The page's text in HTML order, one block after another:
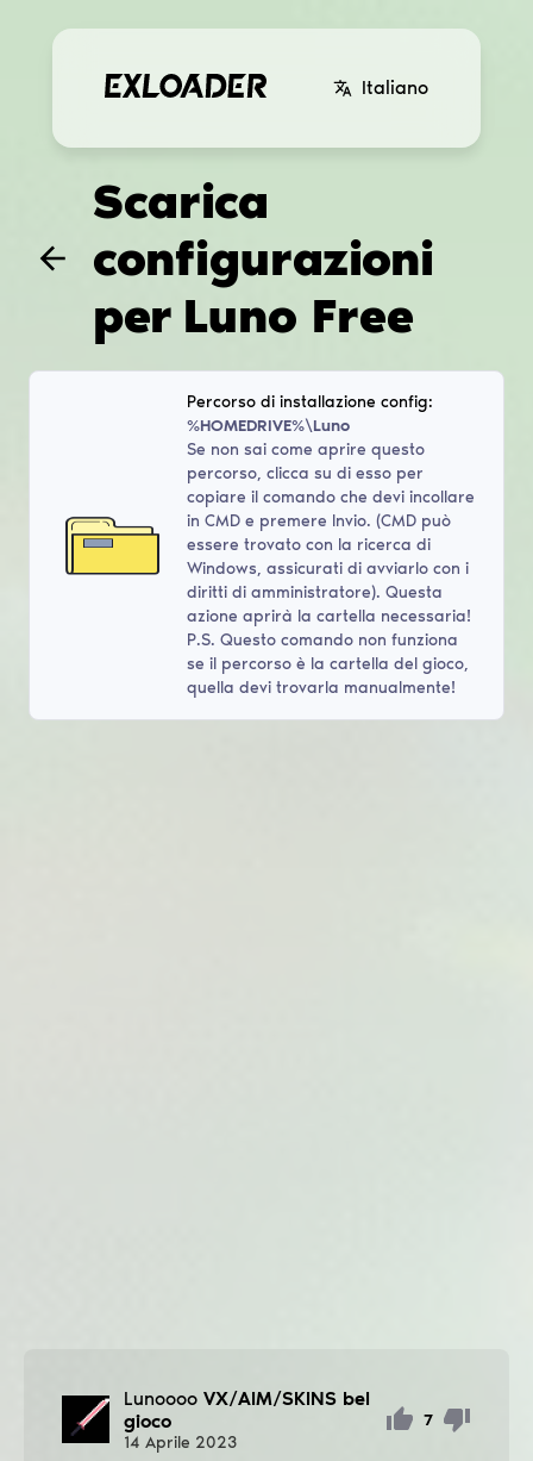
Italiano
Scarica
configurazioni
per Luno Free
Percorso di installazione config:
%HOMEDRIVE%\Luno
Se non sai come aprire questo
percorso, clicca su di esso per
copiare il comando che devi incollare
in CMD e premere Invio. (CMD può
essere trovato con la ricerca di
Windows, assicurati di avviarlo con i
diritti di amministratore). Questa
azione aprirà la cartella necessaria!
P.S. Questo comando non funziona
se il percorso è la cartella del gioco,
quella devi trovarla manualmente!
Lunoooo VX/AIM/SKINS bel
gioco
14 Aprile 2023
7